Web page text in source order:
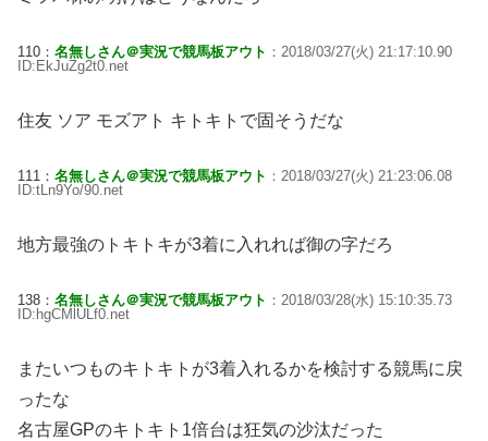
110： 名無しさん＠実況で競馬板アウト ：2018/03/27(火) 21:17:10.90
ID:EkJuZg2t0.net
住友 ソア モズアト キトキトで固そうだな
111： 名無しさん＠実況で競馬板アウト ：2018/03/27(火) 21:23:06.08
ID:tLn9Yo/90.net
地方最強のトキトキが3着に入れれば御の字だろ
138： 名無しさん＠実況で競馬板アウト ：2018/03/28(水) 15:10:35.73
ID:hgCMlULf0.net
またいつものキトキトが3着入れるかを検討する競馬に戻
ったな
名古屋GPのキトキト1倍台は狂気の沙汰だった